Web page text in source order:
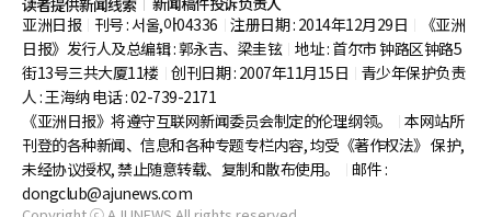
亚洲日报
刊号 : 서울,아04336 注册日期 : 2014年12月29日
《亚洲
日报》发行人及总编辑 : 郭永吉、梁圭铉 地址 : 首尔市钟路区钟路5
街13号三共大厦11楼 创刊日期 : 2007年11月15日
青少年保护负责
人 : 王海纳 电话 : 02-739-2171
《亚洲日报》将遵守互联网新闻委员会制定的伦理纲领。
本网站所
刊登的各种新闻、信息和各种专题专栏内容, 均受《著作权法》 保护,
未经协议授权, 禁止随意转载、复制和散布使用。
邮件 :
dongclub@ajunews.com